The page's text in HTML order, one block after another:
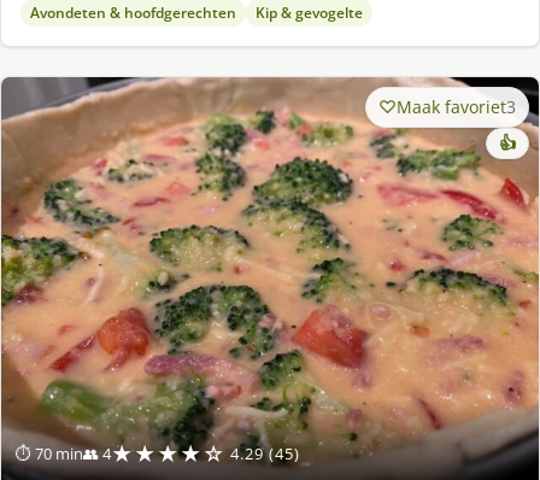
Avondeten & hoofdgerechten Kip & gevogelte
⏱ 70 min👥 4★★★★☆ 4.29 (45)
Maak favoriet3
👍